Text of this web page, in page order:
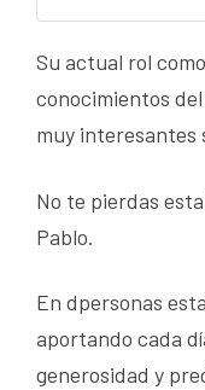
Su actual rol
conocimientos
muy interesantes
No te pierdas
Pablo.
En dpersonas
aportando cada
generosidad y